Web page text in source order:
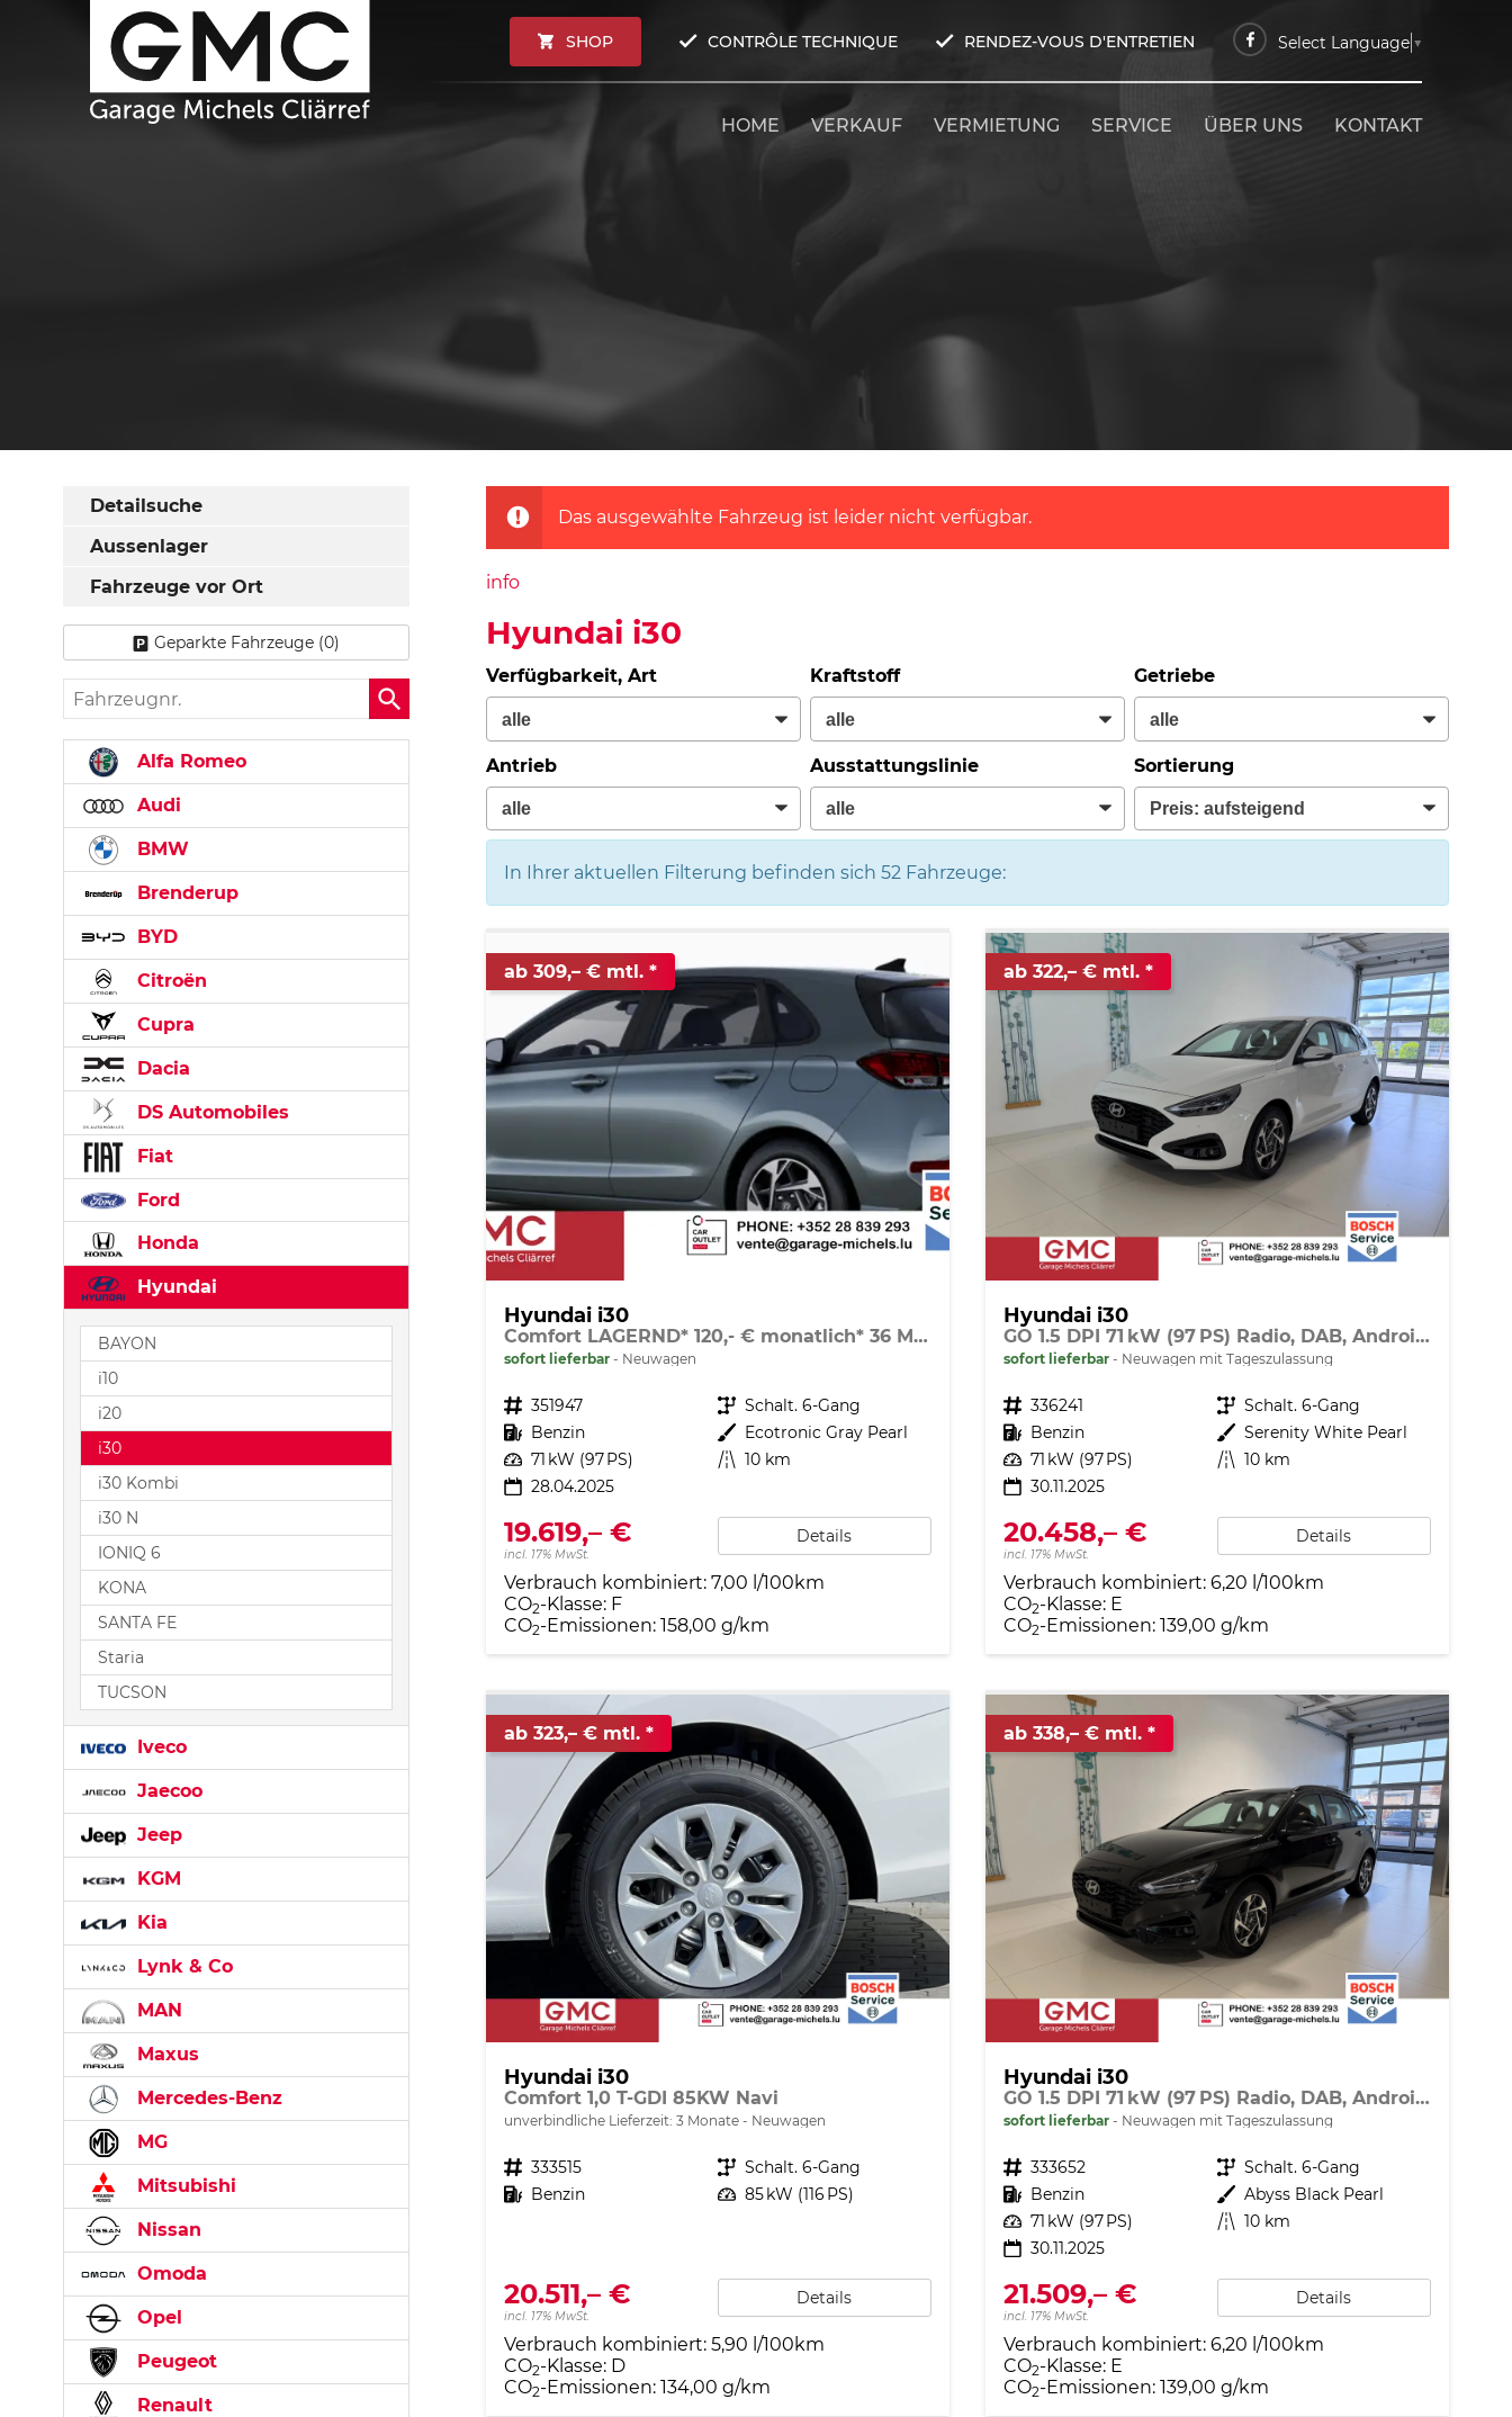
SHOP CONTRÔLE TECHNIQUE RENDEZ-VOUS D'ENTRETIEN Select Language ▼
HOME VERKAUF VERMIETUNG SERVICE ÜBER UNS KONTAKT
Das ausgewählte Fahrzeug ist leider nicht verfügbar.
info
Hyundai i30
Verfügbarkeit, Art Kraftstoff Getriebe
Antrieb Ausstattungslinie Sortierung
In Ihrer aktuellen Filterung befinden sich 52Fahrzeuge:
ab 309,– € mtl.
Hyundai i30
Comfort LAGERND* 120,- € monatlich* 36 Monate* Ohne Kilometerbegrenzung*
sofort lieferbar Neuwagen
Fahrzeugnr. 351947 Getriebe Schalt. 6-Gang
Kraftstoff Benzin Außenfarbe Ecotronic Gray Pearl
Leistung 71 kW (97 PS) Kilometerstand 10 km
28.04.2025
19.619,– €
incl. 17% MwSt.
Details
Verbrauch kombiniert: 7,00 l/100km
CO2-Klasse: F
CO2-Emissionen: 158,00 g/km
ab 322,– € mtl.
Hyundai i30
GO 1.5 DPI 71 kW (97 PS) Radio, DAB, Android Auto, Apple CarPlay, Navigationssystem, Bluetooth, Klimaanlage, Lenkradheizung, Sitzheizung, Rückfahrkamera, Einparkhilfe vorne und hinten, 16 Zoll Leichtmetallfelgen, uvm.
sofort lieferbar Neuwagen mit Tageszulassung
Fahrzeugnr. 336241 Getriebe Schalt. 6-Gang
Kraftstoff Benzin Außenfarbe Serenity White Pearl
Leistung 71 kW (97 PS) Kilometerstand 10 km
30.11.2025
20.458,– €
incl. 17% MwSt.
Details
Verbrauch kombiniert: 6,20 l/100km
CO2-Klasse: E
CO2-Emissionen: 139,00 g/km
ab 323,– € mtl.
Hyundai i30
Comfort 1,0 T-GDI 85KW Navi
unverbindliche Lieferzeit: 3 Monate Neuwagen
Fahrzeugnr. 333515 Getriebe Schalt. 6-Gang
Kraftstoff Benzin Leistung 85 kW (116 PS)
20.511,– €
incl. 17% MwSt.
Details
Verbrauch kombiniert: 5,90 l/100km
CO2-Klasse: D
CO2-Emissionen: 134,00 g/km
ab 338,– € mtl.
Hyundai i30
GO 1.5 DPI 71 kW (97 PS) Radio, DAB, Android Auto, Apple CarPlay, Navigationssystem, Bluetooth, Klimaanlage, Lenkradheizung, Sitzheizung, Rückfahrkamera, Einparkhilfe vorne und hinten, 16 Zoll Leichtmetallfelgen, uvm.
sofort lieferbar Neuwagen mit Tageszulassung
Fahrzeugnr. 333652 Getriebe Schalt. 6-Gang
Kraftstoff Benzin Außenfarbe Abyss Black Pearl
Leistung 71 kW (97 PS) Kilometerstand 10 km
30.11.2025
21.509,– €
incl. 17% MwSt.
Details
Verbrauch kombiniert: 6,20 l/100km
CO2-Klasse: E
CO2-Emissionen: 139,00 g/km
Detailsuche
Aussenlager
Fahrzeuge vor Ort
Geparkte Fahrzeuge (0)
Fahrzeugnr.
Alfa Romeo
Audi
BMW
Brenderup
BYD
Citroën
Cupra
Dacia
DS Automobiles
Fiat
Ford
Honda
Hyundai
BAYON
i10
i20
i30
i30 Kombi
i30 N
IONIQ 6
KONA
SANTA FE
Staria
TUCSON
Iveco
Jaecoo
Jeep
KGM
Kia
Lynk & Co
MAN
Maxus
Mercedes-Benz
MG
Mitsubishi
Nissan
Omoda
Opel
Peugeot
Renault